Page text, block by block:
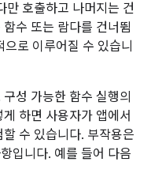
만 호출하고 나머지는 건
수 또는 람다를 건너뜀
로 이루어질 수 있습니
성 가능한 함수 실행의
하면 사용자가 앱에서
수 있습니다. 부작용은
입니다. 예를 들어 다음